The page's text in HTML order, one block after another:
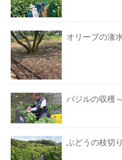
オリーブの潅
バジルの収穫
ぶどうの枝切り